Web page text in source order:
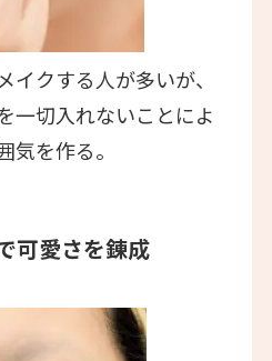
クする人が多いが、
一切入れないことによ
気を作る。
可愛さを錬成